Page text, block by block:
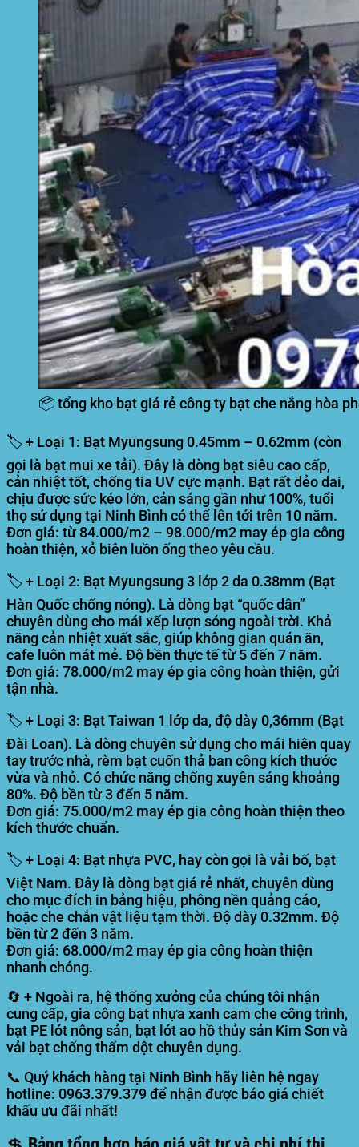
📦 tổng kho bạt giá rẻ công ty bạt che nắng hòa
🏷️ + Loại 1: Bạt Myungsung 0.45mm – 0.62mm (còn
gọi là bạt mui xe tải). Đây là dòng bạt siêu cao cấp,
cản nhiệt tốt, chống tia UV cực mạnh. Bạt rất dẻo dai,
chịu được sức kéo lớn, cản sáng gần như 100%, tuổi
thọ sử dụng tại Ninh Bình có thể lên tới trên 10 năm.
Đơn giá: từ84.000/m2 – 98.000/m2 may ép gia công
hoàn thiện, xỏ biên luồn ống theo yêu cầu.
🏷️ + Loại 2: Bạt Myungsung 3 lớp 2 da 0.38mm (Bạt
Hàn Quốc chống nóng). Là dòng bạt “quốc dân”
chuyên dùng cho mái xếp lượn sóng ngoài trời. Khả
năng cản nhiệt xuất sắc, giúp không gian quán ăn,
cafe luôn mát mẻ. Độ bền thực tế từ 5 đến 7 năm.
Đơn giá: 78.000/m2 may ép gia công hoàn thiện, gửi
tận nhà.
🏷️ + Loại 3: Bạt Taiwan 1 lớp da, độ dày 0,36mm (Bạt
Đài Loan). Là dòng chuyên sử dụng cho mái hiên quay
tay trước nhà, rèm bạt cuốn thả ban công kích thước
vừa và nhỏ. Có chức năng chống xuyên sáng khoảng
80%. Độ bền từ 3 đến 5 năm.
Đơn giá: 75.000/m2 may ép gia công hoàn thiện theo
kích thước chuẩn.
🏷️ + Loại 4: Bạt nhựa PVC, hay còn gọi là vải bố, bạt
Việt Nam. Đây là dòng bạt giá rẻ nhất, chuyên dùng
cho mục đích in bảng hiệu, phông nền quảng cáo,
hoặc che chắn vật liệu tạm thời. Độ dày 0.32mm. Độ
bền từ 2 đến 3 năm.
Đơn giá: 68.000/m2 may ép gia công hoàn thiện
nhanh chóng.
🔄 + Ngoài ra, hệ thống xưởng của chúng tôi nhận
cung cấp, gia công bạt nhựa xanh cam che công trình,
bạt PE lót nông sản, bạt lót ao hồ thủy sản Kim Sơn và
vải bạt chống thấm dột chuyên dụng.
📞 Quý khách hàng tại Ninh Bình hãy liên hệ ngay
hotline: 0963.379.379để nhận được báo giá chiết
khấu ưu đãi nhất!